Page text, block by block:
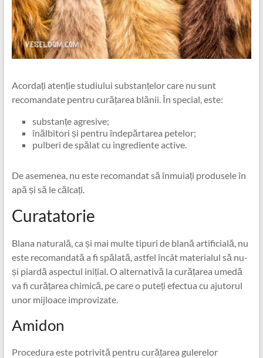
Acordați atenție studiului substanțelor care nu sunt
recomandate pentru curățarea blănii. În special, este:
substanțe agresive;
înălbitori și pentru îndepărtarea petelor;
pulberi de spălat cu ingrediente active.
De asemenea, nu este recomandat să înmuiați produsele în
apă și să le călcați.
Curatatorie
Blana naturală, ca și mai multe tipuri de blană artificială, nu
este recomandată a fi spălată, astfel încât materialul să nu-
și piardă aspectul inițial. O alternativă la curățarea umedă
va fi curățarea chimică, pe care o puteți efectua cu ajutorul
unor mijloace improvizate.
Amidon
Procedura este potrivită pentru curățarea gulerelor